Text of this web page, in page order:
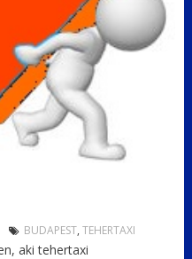
BUDAPEST, TEHERTAXI
aki tehertaxi